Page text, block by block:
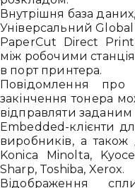
Внутрішня база
Універсальний
PaperCut Direct Print
між робочими
в порт принтера.
Повідомлення
закінчення тонера
відправляти заданим
Embedded-клієнти
виробників, а
Konica Minolta,
Sharp, Toshiba, Xerox.
Відображення